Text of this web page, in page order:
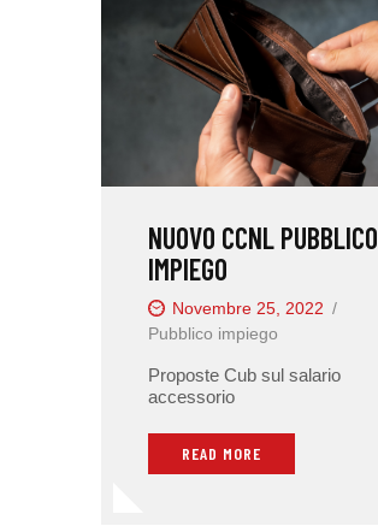
NUOVO CCNL PUBBLICO
IMPIEGO
Novembre 25, 2022
Pubblico impiego
Proposte Cub sul salario
accessorio
READ MORE